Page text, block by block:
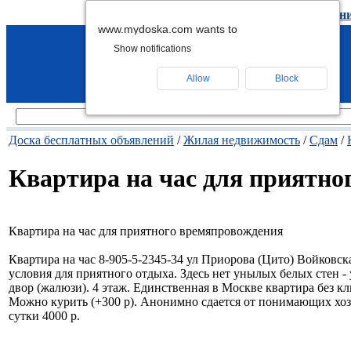
удалить
Доска бесплатных объявлений /Жилая недвижимость /Сдам /
Квартира на час для
Квартира на час для приятного времяпровождения
Квартира на час 8-905-5-2345-34 ул Приорова (Цито)
условия для приятного отдыха. Здесь нет унылых белых
двор (жалюзи). 4 этаж. Единственная в Москве квартира без
Можно курить (+300 р). Анонимно сдается от понимающих
сутки 4000 р.
www.mydoska.com wants to
Show notifications
Allow Block